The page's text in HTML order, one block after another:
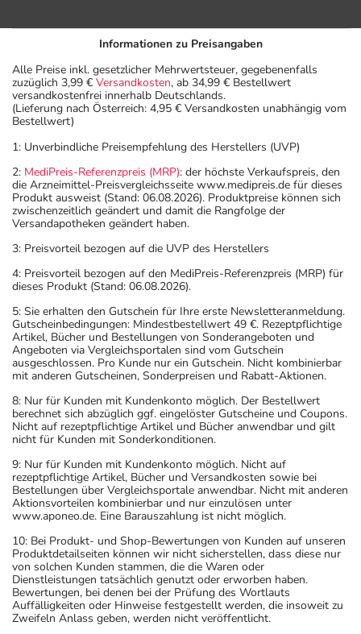
Informationen zu Preisangaben
Alle Preise inkl. gesetzlicher Mehrwertsteuer, gegebenenfalls
zuzüglich 3,99 € Versandkosten, ab 34,99 € Bestellwert
versandkostenfrei innerhalb Deutschlands.
(Lieferung nach Österreich: 4,95 € Versandkosten unabhängig vom
Bestellwert)
1: Unverbindliche Preisempfehlung des Herstellers (UVP)
2: MediPreis-Referenzpreis (MRP): der höchste Verkaufspreis, den
die Arzneimittel-Preisvergleichsseite www.medipreis.de für dieses
Produkt ausweist (Stand: 06.08.2026). Produktpreise können sich
zwischenzeitlich geändert und damit die Rangfolge der
Versandapotheken geändert haben.
3: Preisvorteil bezogen auf die UVP des Herstellers
4: Preisvorteil bezogen auf den MediPreis-Referenzpreis (MRP) für
dieses Produkt (Stand: 06.08.2026).
5: Sie erhalten den Gutschein für Ihre erste Newsletteranmeldung.
Gutscheinbedingungen: Mindestbestellwert 49 €. Rezeptpflichtige
Artikel, Bücher und Bestellungen von Sonderangeboten und
Angeboten via Vergleichsportalen sind vom Gutschein
ausgeschlossen. Pro Kunde nur ein Gutschein. Nicht kombinierbar
mit anderen Gutscheinen, Sonderpreisen und Rabatt-Aktionen.
8: Nur für Kunden mit Kundenkonto möglich. Der Bestellwert
berechnet sich abzüglich ggf. eingelöster Gutscheine und Coupons.
Nicht auf rezeptpflichtige Artikel und Bücher anwendbar und gilt
nicht für Kunden mit Sonderkonditionen.
9: Nur für Kunden mit Kundenkonto möglich. Nicht auf
rezeptpflichtige Artikel, Bücher und Versandkosten sowie bei
Bestellungen über Vergleichsportale anwendbar. Nicht mit anderen
Aktionsvorteilen kombinierbar und nur einzulösen unter
www.aponeo.de. Eine Barauszahlung ist nicht möglich.
10: Bei Produkt- und Shop-Bewertungen von Kunden auf unseren
Produktdetailseiten können wir nicht sicherstellen, dass diese nur
von solchen Kunden stammen, die die Waren oder
Dienstleistungen tatsächlich genutzt oder erworben haben.
Bewertungen, bei denen bei der Prüfung des Wortlauts
Auffälligkeiten oder Hinweise festgestellt werden, die insoweit zu
Zweifeln Anlass geben, werden nicht veröffentlicht.